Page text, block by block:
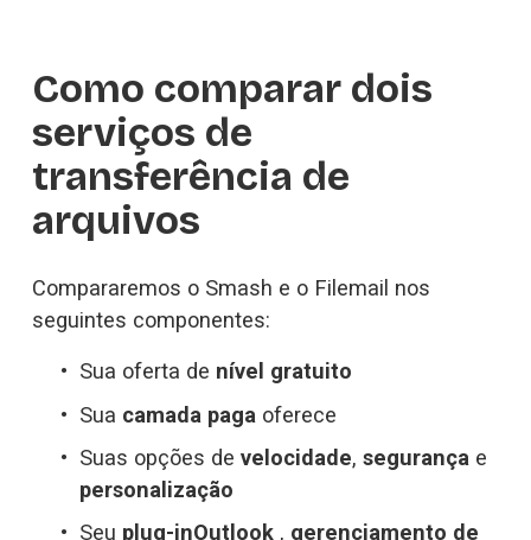
Como comparar dois
serviços de
transferência de
arquivos
Compararemos o Smash e o Filemail nos
seguintes componentes:
Sua oferta de nível gratuito
Sua camada paga oferece
Suas opções de velocidade, segurança
personalização
Seu plug-inOutlook , gerenciamento de